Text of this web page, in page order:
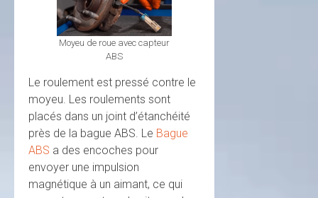
Moyeu de roue avec capteur
ABS
Le roulement est pressé contre le
moyeu. Les roulements sont
placés dans un joint d’étanchéité
près de la bague ABS. Le Bague
ABS a des encoches pour
envoyer une impulsion
magnétique à un aimant, ce qui